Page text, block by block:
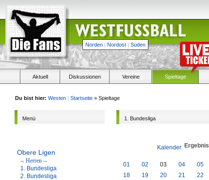
Norden | Nordost | Süden
Aktuell Diskussionen Vereine Spieltage
Du bist hier: Westen | Startseite » Spieltage
Menü
Obere Ligen
-- Herren --
1. Bundesliga
2. Bundesliga
1. Bundesliga
Kalender
01 02 03 04 05
18
19 20 21 22